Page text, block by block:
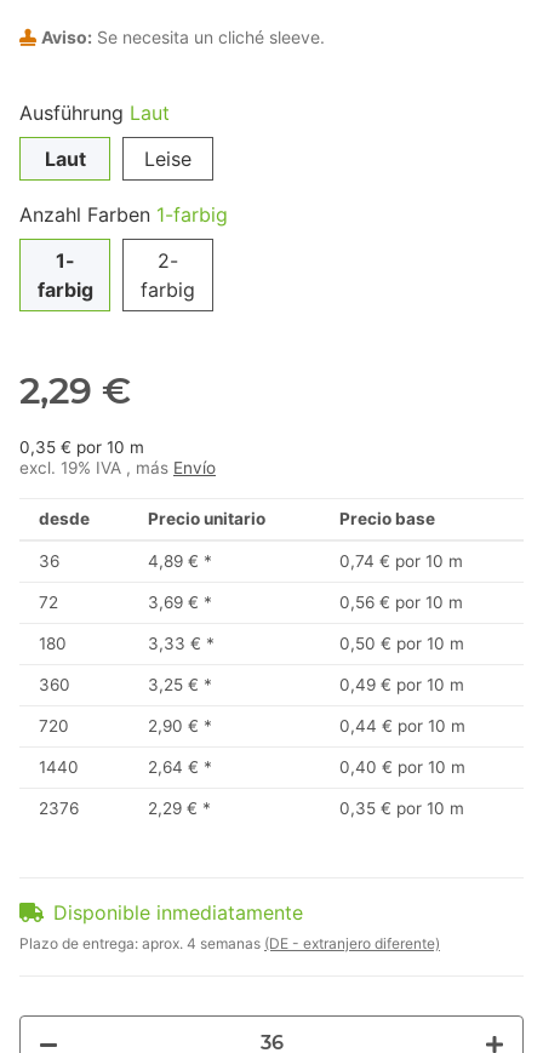
Aviso: Se necesita un cliché sleeve.
Ausführung Laut
Laut
Leise
Anzahl Farben 1-farbig
1-
farbig
2-
farbig
2,29 €
0,35 € por 10 m
excl. 19% IVA , más Envío
desde Precio unitario Precio base
36 4,89 € * 0,74 € por 10 m
72 3,69 € * 0,56 € por 10 m
180 3,33 € * 0,50 € por 10 m
360 3,25 € * 0,49 € por 10 m
720 2,90 € * 0,44 € por 10 m
1440 2,64 € * 0,40 € por 10 m
2376 2,29 € * 0,35 € por 10 m
Disponible inmediatamente
Plazo de entrega: aprox. 4 semanas (DE - extranjero diferente)